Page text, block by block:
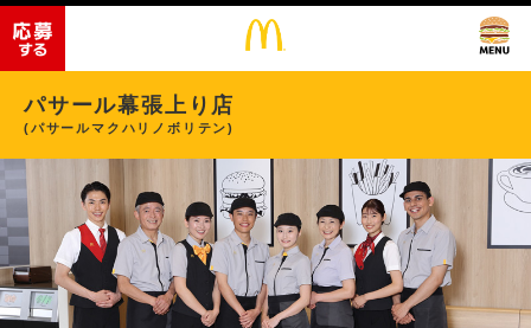
パサール幕張上り店
(パサールマクハリノボリテン)